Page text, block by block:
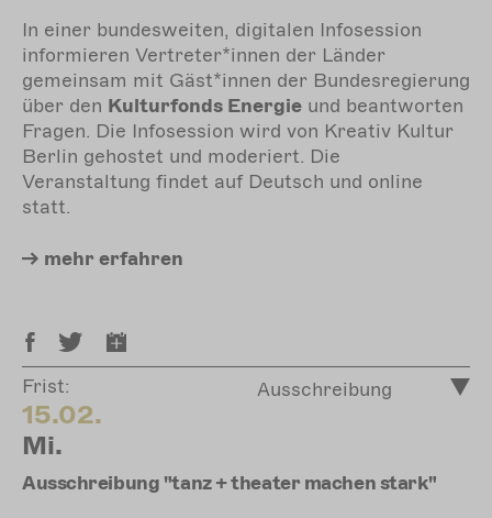
In einer bundesweiten, digitalen Infosession
informieren Vertreter*innen der Länder
gemeinsam mit Gäst*innen der Bundesregierung
über den Kulturfonds Energie und beantworten
Fragen. Die Infosession wird von Kreativ Kultur
Berlin gehostet und moderiert. Die
Veranstaltung findet auf Deutsch und online
statt.
mehr erfahren
Frist:
15.02.
Mi.
Ausschreibung
Ausschreibung "tanz + theater machen stark"